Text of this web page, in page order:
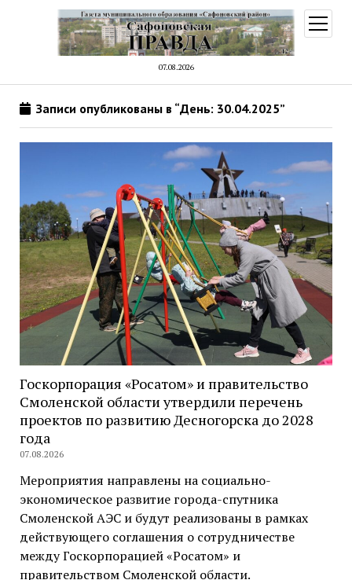
07.08.2026
меню
Записи опубликованы в “День: 30.04.2025”
Госкорпорация «Росатом» и правительство
Смоленской области утвердили перечень
проектов по развитию Десногорска до 2028
года
07.08.2026
Мероприятия направлены на социально-
экономическое развитие города-спутника
Смоленской АЭС и будут реализованы в рамках
действующего соглашения о сотрудничестве
между Госкорпорацией «Росатом» и
правительством Смоленской области.